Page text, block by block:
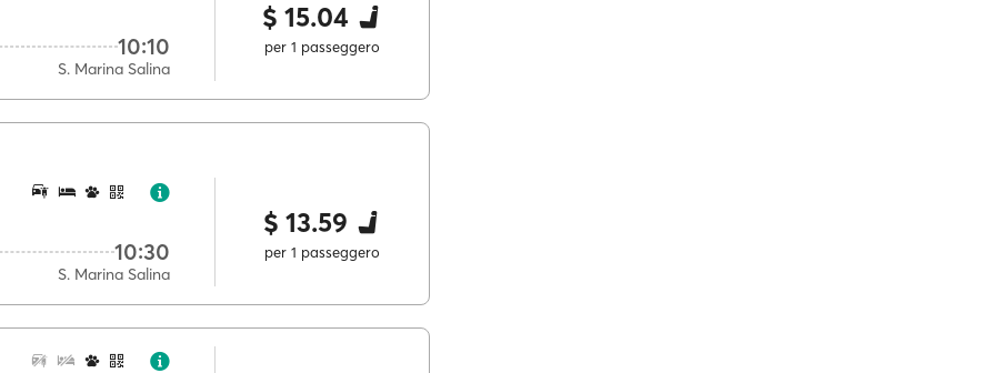
10:10
S. Marina Salina
$ 15.04
per 1 passeggero
10:30
S. Marina Salina
$ 13.59
per 1 passeggero